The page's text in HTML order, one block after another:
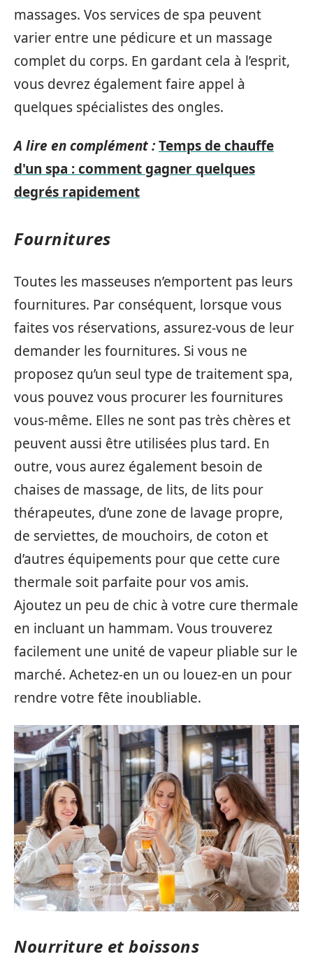
massages. Vos services de spa peuvent
varier entre une pédicure et un massage
complet du corps. En gardant cela à l’esprit,
vous devrez également faire appel à
quelques spécialistes des ongles.
A lire en complément :Temps de chauffe
d'un spa : comment gagner quelques
degrés rapidement
Fournitures
Toutes les masseuses n’emportent pas leurs
fournitures. Par conséquent, lorsque vous
faites vos réservations, assurez-vous de leur
demander les fournitures. Si vous ne
proposez qu’un seul type de traitement spa,
vous pouvez vous procurer les fournitures
vous-même. Elles ne sont pas très chères et
peuvent aussi être utilisées plus tard. En
outre, vous aurez également besoin de
chaises de massage, de lits, de lits pour
thérapeutes, d’une zone de lavage propre,
de serviettes, de mouchoirs, de coton et
d’autres équipements pour que cette cure
thermale soit parfaite pour vos amis.
Ajoutez un peu de chic à votre cure thermale
en incluant un hammam. Vous trouverez
facilement une unité de vapeur pliable sur le
marché. Achetez-en un ou louez-en un pour
rendre votre fête inoubliable.
Nourriture et boissons